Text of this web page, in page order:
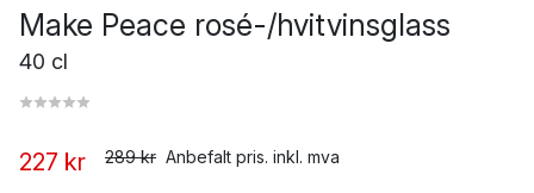
Make Peace rosé-/hvitvinsglass
40 cl
227 kr 289 kr Anbefalt pris. inkl. mva